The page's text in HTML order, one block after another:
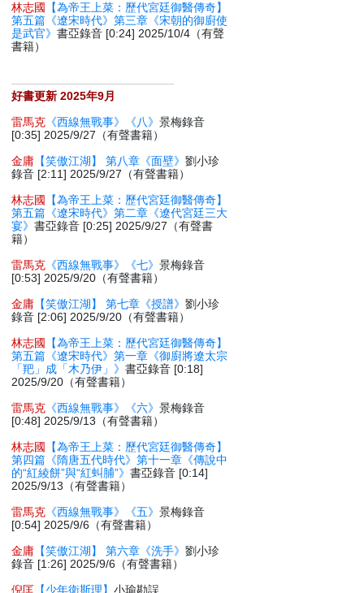
林志國
【為帝王上菜：歷代宮廷御醫傳奇】
第五篇《遼宋時代》第三章《宋朝的御廚使
是武官》書亞錄音 [0:24] 2025/10/4（有聲
書籍）
好書更新 2025年9月
雷馬克 《西線無戰事》《八》景梅錄音
[0:35] 2025/9/27（有聲書籍）
金庸 【笑傲江湖】 第八章《面壁》劉小珍
錄音 [2:11] 2025/9/27（有聲書籍）
林志國
【為帝王上菜：歷代宮廷御醫傳奇】
第五篇《遼宋時代》第二章《遼代宮廷三大
宴》書亞錄音 [0:25] 2025/9/27（有聲書
籍）
雷馬克 《西線無戰事》《七》景梅錄音
[0:53] 2025/9/20（有聲書籍）
金庸 【笑傲江湖】 第七章《授譜》劉小珍
錄音 [2:06] 2025/9/20（有聲書籍）
林志國
【為帝王上菜：歷代宮廷御醫傳奇】
第五篇《遼宋時代》第一章《御廚將遼太宗
「羓」成「木乃伊」》書亞錄音 [0:18]
2025/9/20（有聲書籍）
雷馬克 《西線無戰事》《六》景梅錄音
[0:48] 2025/9/13（有聲書籍）
林志國
【為帝王上菜：歷代宮廷御醫傳奇】
第四篇《隋唐五代時代》第十一章《傳說中
的“紅綾餅”與“紅虯脯”》書亞錄音 [0:14]
2025/9/13（有聲書籍）
雷馬克 《西線無戰事》《五》景梅錄音
[0:54] 2025/9/6（有聲書籍）
金庸 【笑傲江湖】 第六章《洗手》劉小珍
錄音 [1:26] 2025/9/6（有聲書籍）
倪匡 【少年衛斯理】小瑜勘誤